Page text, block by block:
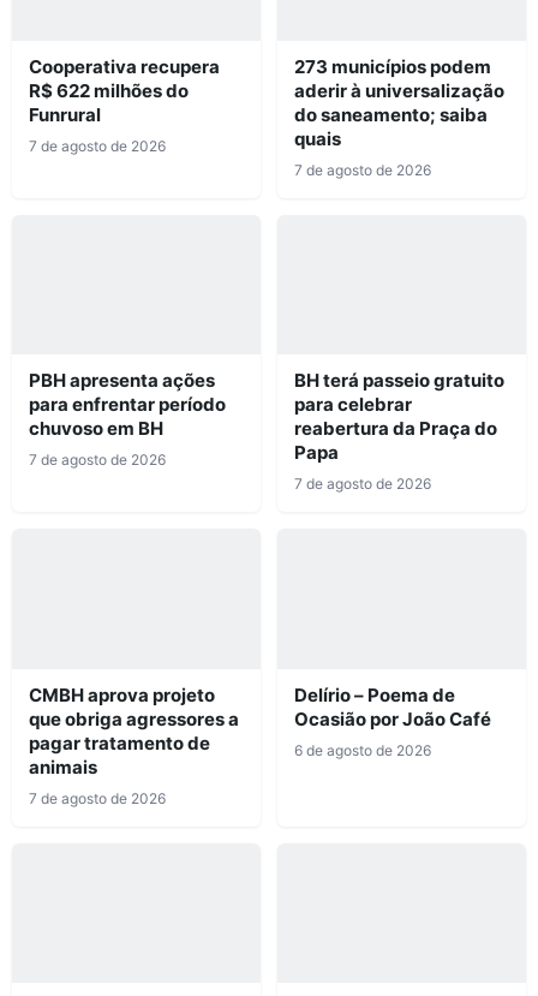
Cooperativa recupera
R$ 622 milhões do
Funrural
7 de agosto de 2026
273 municípios podem
aderir à universalização
do saneamento; saiba
quais
7 de agosto de 2026
PBH apresenta ações
para enfrentar período
chuvoso em BH
7 de agosto de 2026
BH terá passeio gratuito
para celebrar
reabertura da Praça do
Papa
7 de agosto de 2026
CMBH aprova projeto
que obriga agressores a
pagar tratamento de
animais
7 de agosto de 2026
Delírio – Poema de
Ocasião por João Café
6 de agosto de 2026